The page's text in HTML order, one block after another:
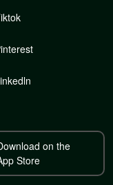
on the
Store